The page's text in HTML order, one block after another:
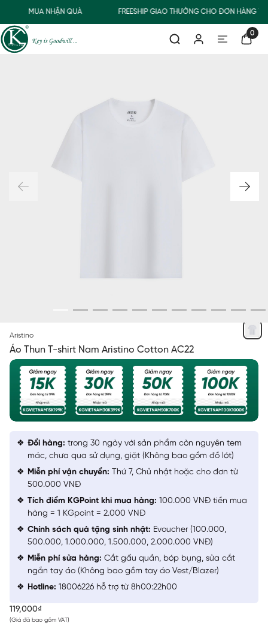
MUA NHẬN QUÀ FREESHIP GIAO THƯỜNG CHO ĐƠN HÀNG
0
Aristino
Áo Thun T-shirt Nam Aristino Cotton AC22
119,000₫
(Giá đã bao gồm VAT)
Đổi hàng: trong 30 ngày với sản phẩm còn nguyên tem
mác, chưa qua sử dụng, giặt (Không bao gồm đồ lót)
Miễn phí vận chuyển: Thứ 7, Chủ nhật hoặc cho đơn từ
500.000 VNĐ
Tích điểm KGPoint khi mua hàng: 100.000 VNĐ tiền mua
hàng = 1 KGpoint = 2.000 VNĐ
Chính sách quà tặng sinh nhật: Evoucher (100.000,
500.000, 1.000.000, 1.500.000, 2.000.000 VNĐ)
Miễn phí sửa hàng: Cắt gấu quần, bóp bụng, sửa cắt
ngắn tay áo (Không bao gồm tay áo Vest/Blazer)
Hotline: 18006226 hỗ trợ từ 8h00:22h00